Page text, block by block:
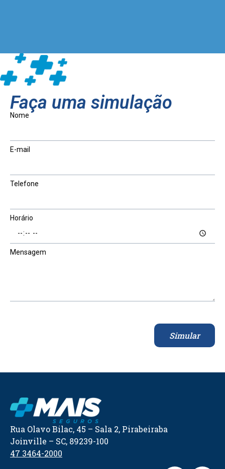
Faça uma simulação
Nome
E-mail
Telefone
Horário
Mensagem
Simular
Rua Olavo Bilac, 45 – Sala 2, Pirabeiraba
Joinville – SC, 89239-100
47 3464-2000